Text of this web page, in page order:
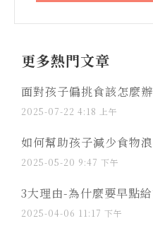
更多熱門文章
面對孩子偏挑食該怎麼辦
2025-07-22 4:18 上午
如何幫助孩子減少食物
2025-05-20 9:47 下午
3大理由-為什麼要早點
2025-04-06 11:17 下午